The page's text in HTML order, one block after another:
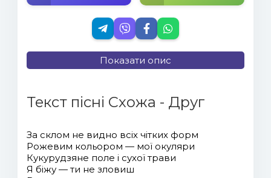
Показати опис
Текст пісні Схожа - Друг
За склом не видно всіх чітких форм
Рожевим кольором — мої окуляри
Кукурудзяне поле і сухої трави
Я біжу — ти не зловиш